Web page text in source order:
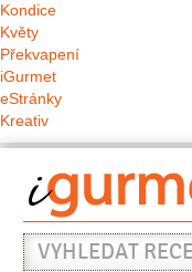
Kondice
Květy
Překvapení
iGurmet
eStránky
Kreativ
Vyhledat
recept